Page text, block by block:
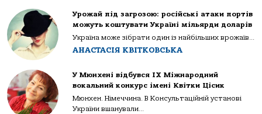
Урожай під загрозою: російські атаки портів
можуть коштувати Україні мільярди доларів
Україна може зібрати один із найбільших врожаїв...
АНАСТАСІЯ КВІТКОВСЬКА
У Мюнхені відбувся IX Міжнародний
вокальний конкурс імені Квітки Цісик
Мюнхен. Німеччина. В Консультаційній установі
України вшанували...